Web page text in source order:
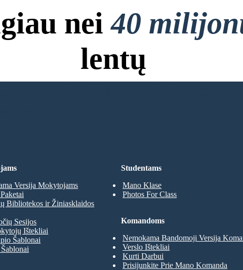
nei40
lentų
Nereikia Kredito Kortelės ir
Studentams
Mano Klase
Photos For Class
Versija Mokytojams
Bibliotekos ir Žiniasklaidos
Sesijos
Ištekliai
Šablonai
Komandoms
Nemokama Bandomoji Versija
Verslo Ištekliai
Kurti Darbui
Prisijunkite Prie Mano Komanda